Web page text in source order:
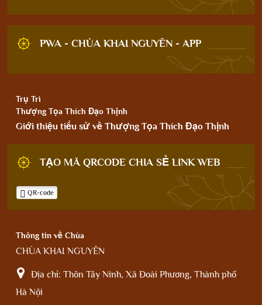
PWA - CHÙA KHAI NGUYÊN - APP
Trụ Trì
Thượng Tọa Thích Đạo Thịnh
Giới thiệu tiểu sử về Thượng Tọa Thích Đạo Thịnh
TẠO MÃ QRCODE CHIA SẺ LINK WEB
QR-code
Thông tin về Chùa
CHÙA KHAI NGUYÊN
Địa chỉ: Thôn Tây Ninh, Xã Đoài Phương, Thành phố
Hà Nội